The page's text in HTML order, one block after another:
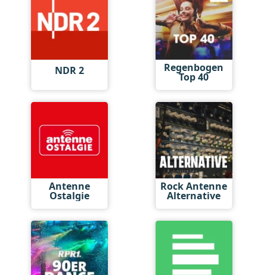
NDR 2 Regenbogen
Top 40
Antenne
Ostalgie
Rock Antenne
Alternative